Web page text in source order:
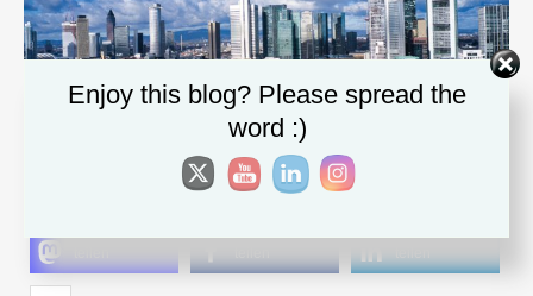
Enjoy this blog? Please spread the
word :)